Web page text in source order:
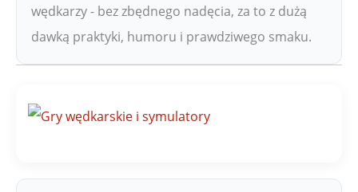
wędkarzy - bez zbędnego nadęcia, za to z dużą
dawką praktyki, humoru i prawdziwego smaku.